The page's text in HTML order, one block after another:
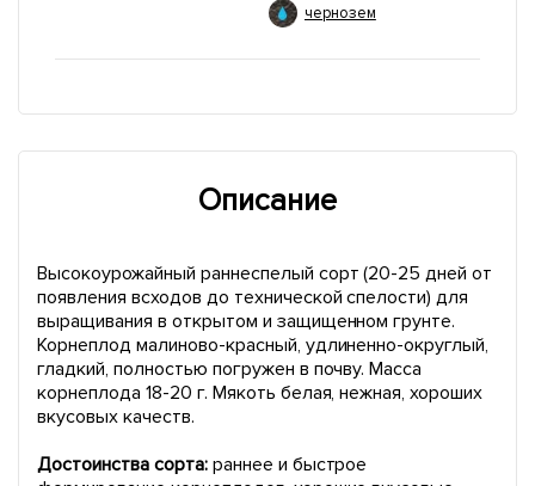
чернозем
Описание
Высокоурожайный раннеспелый сорт (20-25 дней от
появления всходов до технической спелости) для
выращивания в открытом и защищенном грунте.
Корнеплод малиново-красный, удлиненно-округлый,
гладкий, полностью погружен в почву. Масса
корнеплода 18-20 г. Мякоть белая, нежная, хороших
вкусовых качеств.
Достоинства сорта:раннее и быстрое